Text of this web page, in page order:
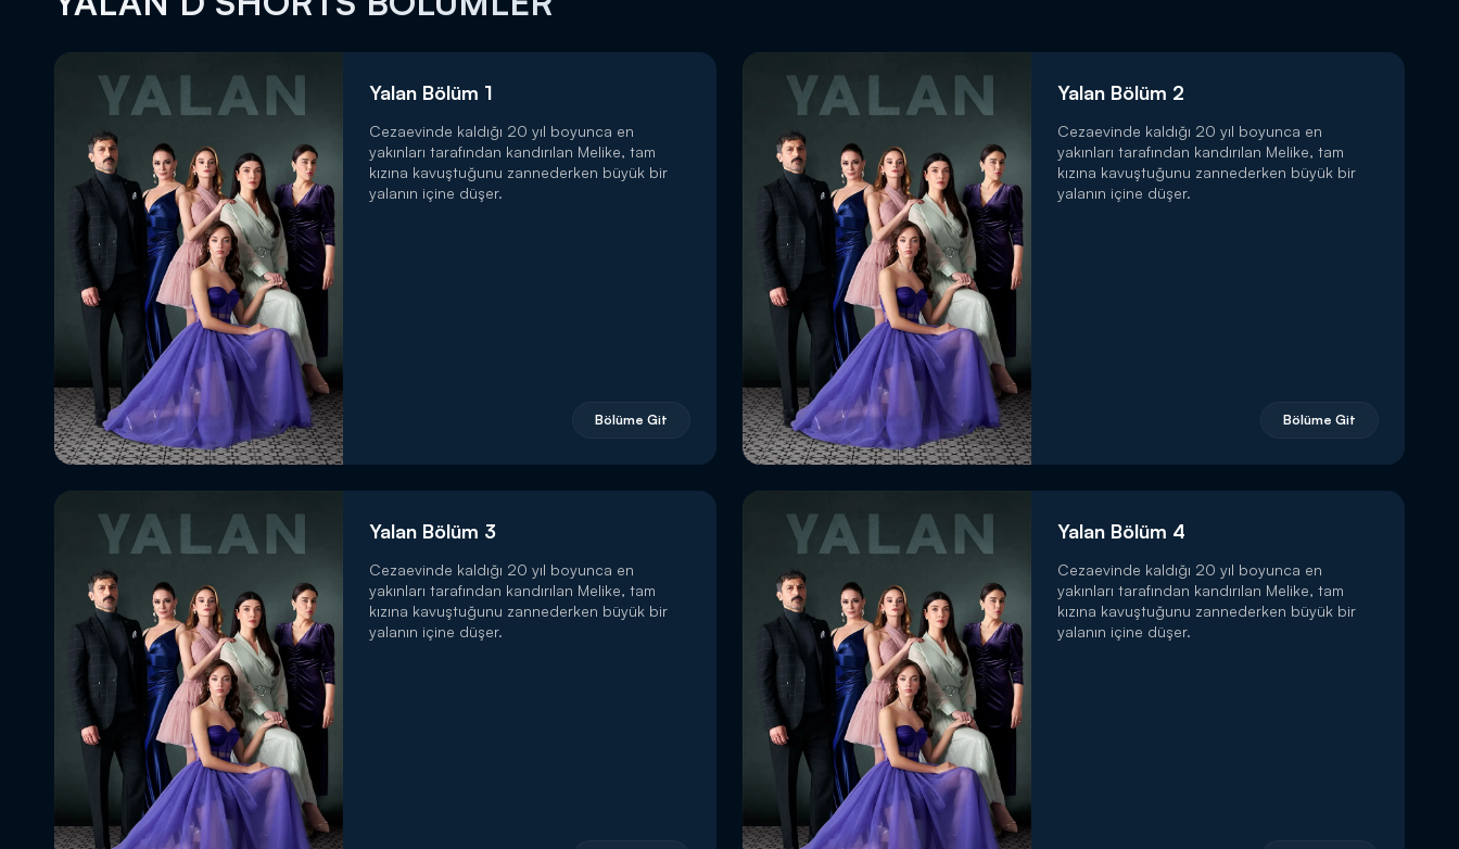
DİĞER SONUÇLAR
Yalan Bölüm 1
Cezaevinde kaldığı 20 yıl boyunca en
yakınları tarafından kandırılan Melike, tam
kızına kavuştuğunu zannederken büyük bir
yalanın içine düşer.
Bölüme Git
Yalan Bölüm 2
Cezaevinde kaldığı 20 yıl boyunca en
yakınları tarafından kandırılan Melike, tam
kızına kavuştuğunu zannederken büyük bir
yalanın içine düşer.
Bölüme Git
Yalan Bölüm 3
Cezaevinde kaldığı 20 yıl boyunca en
yakınları tarafından kandırılan Melike, tam
kızına kavuştuğunu zannederken büyük bir
yalanın içine düşer.
Yalan Bölüm 4
Cezaevinde kaldığı 20 yıl boyunca en
yakınları tarafından kandırılan Melike, tam
kızına kavuştuğunu zannederken büyük bir
yalanın içine düşer.